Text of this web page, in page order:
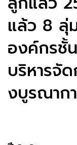
แล้ว 8 ลุ่
องค์กรชั้
บริหารจั
งบูรณาก